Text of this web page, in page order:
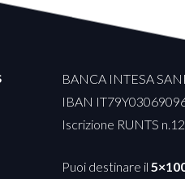
BANCA INTESA
IBAN
Iscrizione RUNTS
Puoi destinare il